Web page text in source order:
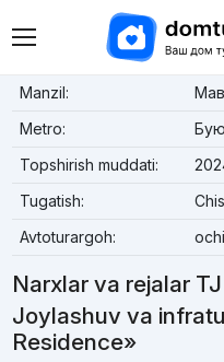
Manzil:
Metro:
Topshirish muddati:
Tugatish:
Avtoturargoh:
Narxlar va rejalar
Joylashuv va
Residence»